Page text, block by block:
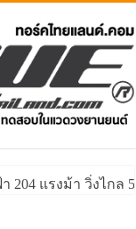
204 แรงม้า วิ่งไกล